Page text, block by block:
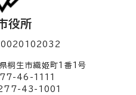
役所
生市織姫町1番1号
46-1111
0277-43-1001